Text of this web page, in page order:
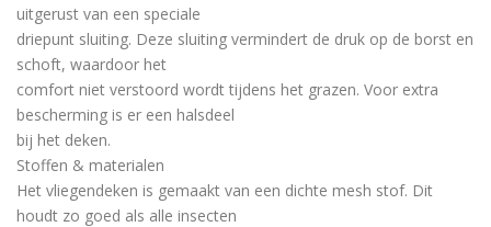
uitgerust van een speciale
driepunt sluiting. Deze sluiting vermindert de druk op de borst en
schoft, waardoor het
comfort niet verstoord wordt tijdens het grazen. Voor extra
bescherming is er een halsdeel
bij het deken.
Stoffen & materialen
Het vliegendeken is gemaakt van een dichte mesh stof. Dit
houdt zo goed als alle insecten